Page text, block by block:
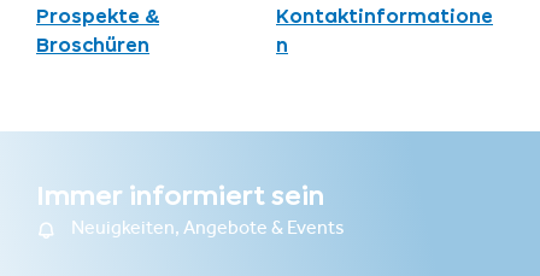
Prospekte &
Broschüren
Kontaktinformatione
n
Immer informiert sein
Neuigkeiten, Angebote & Events